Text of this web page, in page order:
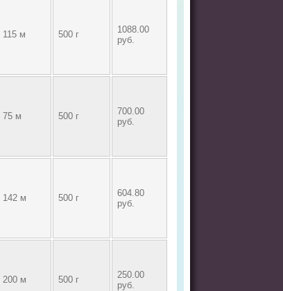
115 м 500 г
1088.00
руб.
75 м 500 г
700.00
руб.
142 м 500 г
604.80
руб.
200 м 500 г
250.00
руб.